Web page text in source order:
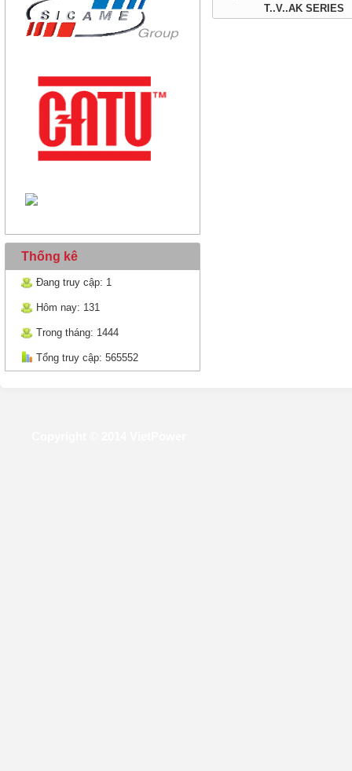
Thống kê
Đang truy cập: 1
Hôm nay: 131
Trong tháng: 1444
Tổng truy cập: 565552
T..V..AK SERIES